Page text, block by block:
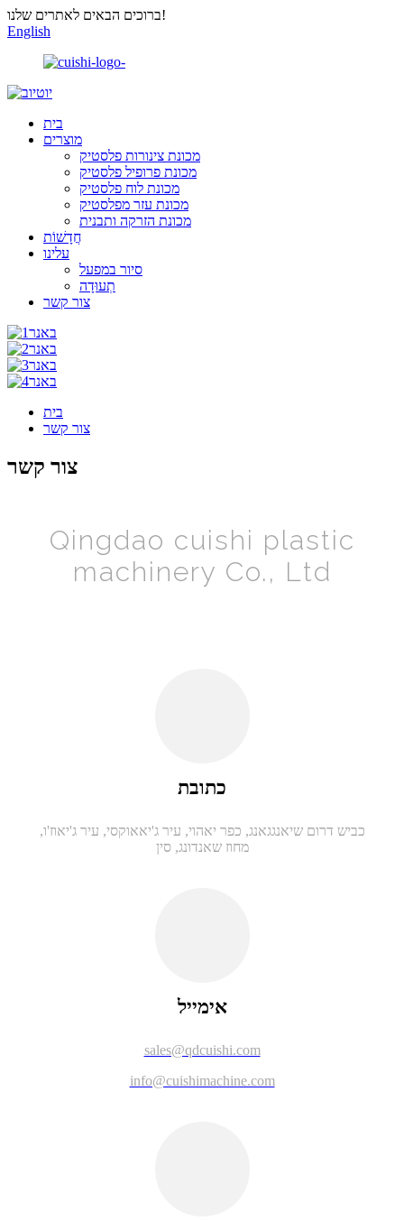
ברוכים הבאים לאתרים שלנו!
English
בית
מוצרים
מכונת צינורות פלסטיק
מכונת פרופיל פלסטיק
מכונת לוח פלסטיק
מכונת עזר מפלסטיק
מכונת הזרקה ותבנית
חֲדָשׁוֹת
עלינו
סיור במפעל
תְעוּדָה
צור קשר
בית
צור קשר
צור קשר
Qingdao cuishi plastic
machinery Co., Ltd
כתובת
כביש דרום שיאנגגאנג, כפר יאהוי, עיר ג'יאאוקסי, עיר ג'יאוז'ו,
מחוז שאנדונג, סין
אימייל
sales@qdcuishi.com
info@cuishimachine.com